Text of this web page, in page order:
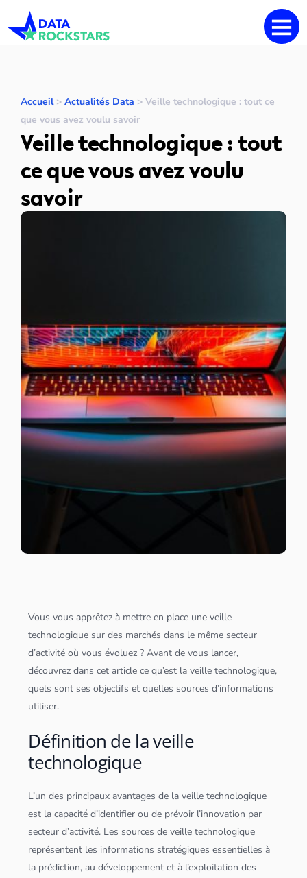
Accueil>Actualités Data >Veille technologique : tout ce
que vous avez voulu savoir
Veille technologique : tout
ce que vous avez voulu
savoir
Vous vous apprêtez à mettre en place une veille
technologique sur des marchés dans le même secteur
d’activité où vous évoluez ? Avant de vous lancer,
découvrez dans cet article ce qu’est la veille technologique,
quels sont ses objectifs et quelles sources d’informations
utiliser.
Définition de la veille
technologique
L’un des principaux avantages de la veille technologique
est la capacité d’identifier ou de prévoir l’innovation par
secteur d’activité. Les sources de veille technologique
représentent les informations stratégiques essentielles à
la prédiction, au développement et à l’exploitation des